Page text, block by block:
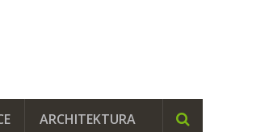
ARCHITEKTURA